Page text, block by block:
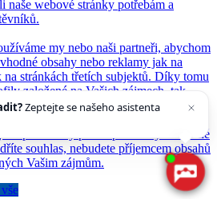
naše webové stránky potřebám a
my nebo naši partneři, abychom
obsahy nebo reklamy jak na
na stránkách třetích subjektů. Díky tomu
založené na Vašich zájmech, tak
profily. Na základě těchto
možná bezprostřední identifikace
používány pouze pseudonymizované
souhlas, nebudete příjemcem obsahů
Vašim zájmům.
Zeptejte se našeho asistenta